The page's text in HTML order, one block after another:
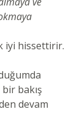
iyi hissettirir.
bakış
devam